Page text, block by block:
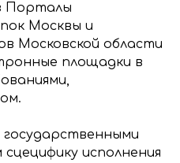
Порталы
Москвы и
Московской области
площадки в
исполнения